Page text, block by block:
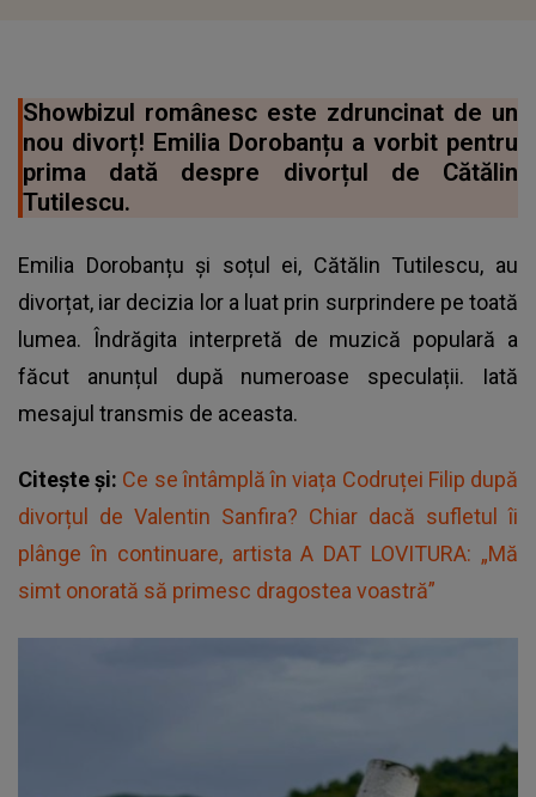
Showbizul românesc este zdruncinat de un
nou divorț! Emilia Dorobanțu a vorbit pentru
prima dată despre divorțul de Cătălin
Tutilescu.
Emilia Dorobanțu și soțul ei, Cătălin Tutilescu, au
divorțat, iar decizia lor a luat prin surprindere pe toată
lumea. Îndrăgita interpretă de muzică populară a
făcut anunțul după numeroase speculații. Iată
mesajul transmis de aceasta.
Citește și: Ce se întâmplă în viața Codruței Filip după
divorțul de Valentin Sanfira? Chiar dacă sufletul îi
plânge în continuare, artista A DAT LOVITURA: „Mă
simt onorată să primesc dragostea voastră”